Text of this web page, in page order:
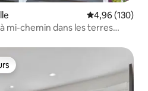
Évaluation
4,96 (130)
mi-chemin dans les terres
plus appréciés